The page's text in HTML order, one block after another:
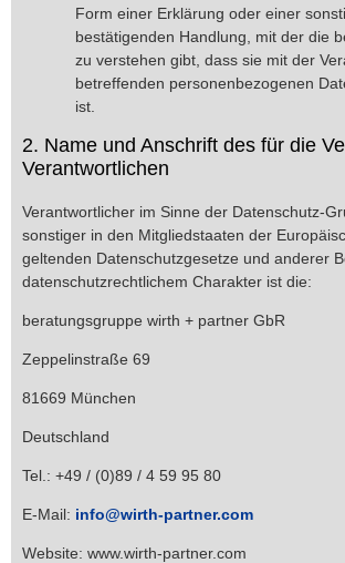
Form einer Erklärung oder einer
bestätigenden Handlung, mit der die
zu verstehen gibt, dass sie mit der
betreffenden personenbezogenen
ist.
2. Name und Anschrift des für die
Verantwortlichen
Verantwortlicher im Sinne der Datenschutz-
sonstiger in den Mitgliedstaaten der
geltenden Datenschutzgesetze und anderer
datenschutzrechtlichem Charakter ist die:
beratungsgruppe wirth + partner GbR
Zeppelinstraße 69
81669 München
Deutschland
Tel.: +49 / (0)89 / 4 59 95 80
E-Mail: info@wirth-partner.com
Website: www.wirth-partner.com